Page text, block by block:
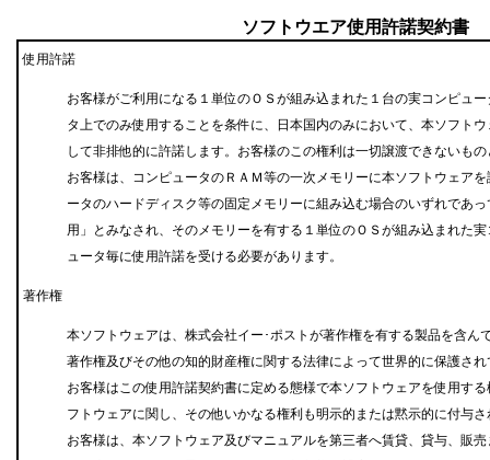
ソフトウエア使用許諾契約書
使用許諾
お客様がご利用になる１単位のＯＳが組み込まれた１台の実コンピュ
タ上でのみ使用することを条件に、日本国内のみにおいて、本ソフト
して非排他的に許諾します。お客様のこの権利は一切譲渡できないも
お客様は、コンピュータのＲＡＭ等の一次メモリーに本ソフトウェア
ータのハードディスク等の固定メモリーに組み込む場合のいずれであ
用」とみなされ、そのメモリーを有する１単位のＯＳが組み込まれた
ュータ毎に使用許諾を受ける必要があります。
著作権
本ソフトウェアは、株式会社イー･ポストが著作権を有する製品を含ん
著作権及びその他の知的財産権に関する法律によって世界的に保護さ
お客様はこの使用許諾契約書に定める態様で本ソフトウェアを使用す
フトウェアに関し、その他いかなる権利も明示的または黙示的に付与
お客様は、本ソフトウェア及びマニュアルを第三者へ賃貸、貸与、販